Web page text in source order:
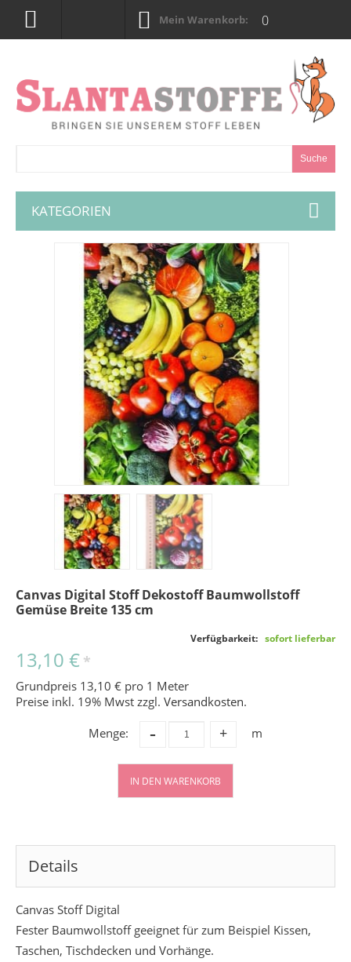
Mein Warenkorb: 0
Suche
KATEGORIEN
Canvas Digital Stoff Dekostoff Baumwollstoff
Gemüse Breite 135 cm
Verfügbarkeit: sofort lieferbar
13,10 € *
Grundpreis 13,10 € pro 1 Meter
Preise inkl. 19% Mwst zzgl. Versandkosten.
Menge:
+
- m
IN DEN WARENKORB
Details
Canvas Stoff Digital
Fester Baumwollstoff geeignet für zum Beispiel Kissen,
Taschen, Tischdecken und Vorhänge.